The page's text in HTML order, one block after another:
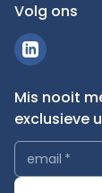
Volg ons
Mis nooit
exclusieve
email *